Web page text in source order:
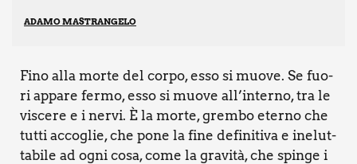
ADAMO MASTRANGELO
Fino alla mor­te del cor­po, esso si muo­ve. Se fuo­
ri appa­re fer­mo, esso si muo­ve all’in­ter­no, tra le
visce­re e i ner­vi. È la mor­te, grem­bo eter­no che
tut­ti acco­glie, che pone la fine defi­ni­ti­va e ine­lut­
ta­bi­le ad ogni cosa, come la gra­vi­tà, che spin­ge i